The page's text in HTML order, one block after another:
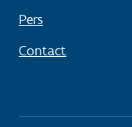
Pers
Contact